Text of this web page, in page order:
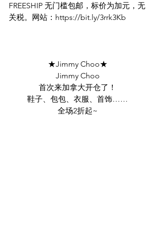
FREESHIP 无门槛包邮，标价为加元，无
关税。网站：https://bit.ly/3rrk3Kb
★Jimmy Choo★
Jimmy Choo
首次来加拿大开仓了！
鞋子、包包、衣服、首饰……
全场2折起~